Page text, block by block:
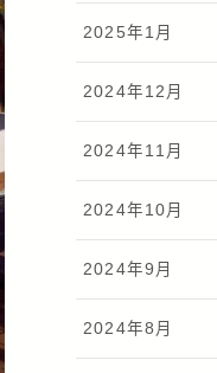
2025年1月
2024年12月
2024年11月
2024年10月
2024年9月
2024年8月